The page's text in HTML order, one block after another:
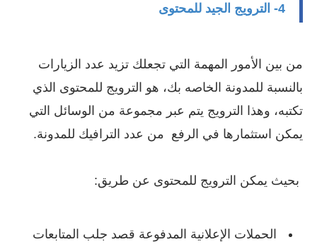
4- الترويج الجيد للمحتوى
من بين الأمور المهمة التي تجعلك تزيد عدد الزيارات
بالنسبة للمدونة الخاصه بك، هو الترويج للمحتوى الذي
تكتبه، وهذا الترويج يتم عبر مجموعة من الوسائل التي
يمكن استثمارها في الرفع من عدد الترافيك للمدونة.
بحيث يمكن الترويج للمحتوى عن طريق:
الحملات الإعلانية المدفوعة قصد جلب المتابعات